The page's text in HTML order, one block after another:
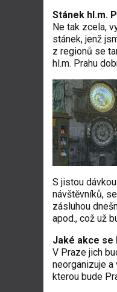
Stánek hl.m.
Ne tak zcela,
stánek, jenž
z regionů se
hl.m. Prahu
S jistou
návštěvníků,
zásluhou
apod., což už
Jaké akce se
V Praze jich
neorganizuje
kterou bude